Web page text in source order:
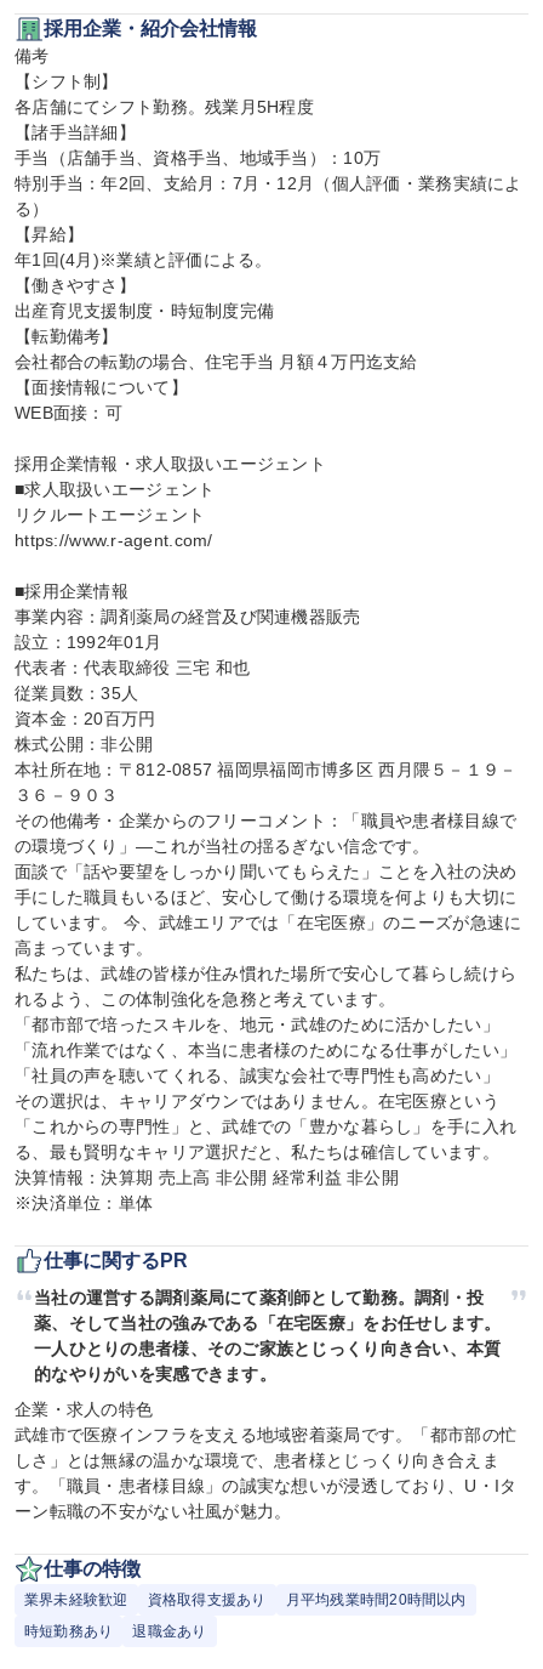
採用企業・紹介会社情報
備考
【シフト制】
各店舗にてシフト勤務。残業月5H程度
【諸手当詳細】
手当（店舗手当、資格手当、地域手当）：10万
特別手当：年2回、支給月：7月・12月（個人評価・業務実績によ
る）
【昇給】
年1回(4月)※業績と評価による。
【働きやすさ】
出産育児支援制度・時短制度完備
【転勤備考】
会社都合の転勤の場合、住宅手当 月額４万円迄支給
【面接情報について】
WEB面接：可
採用企業情報・求人取扱いエージェント
■求人取扱いエージェント
リクルートエージェント
https://www.r-agent.com/
■採用企業情報
事業内容：調剤薬局の経営及び関連機器販売
設立：1992年01月
代表者：代表取締役 三宅 和也
従業員数：35人
資本金：20百万円
株式公開：非公開
本社所在地：〒812-0857 福岡県福岡市博多区 西月隈５－１９－
３６－９０３
その他備考・企業からのフリーコメント：「職員や患者様目線で
の環境づくり」―これが当社の揺るぎない信念です。
面談で「話や要望をしっかり聞いてもらえた」ことを入社の決め
手にした職員もいるほど、安心して働ける環境を何よりも大切に
しています。 今、武雄エリアでは「在宅医療」のニーズが急速に
高まっています。
私たちは、武雄の皆様が住み慣れた場所で安心して暮らし続けら
れるよう、この体制強化を急務と考えています。
「都市部で培ったスキルを、地元・武雄のために活かしたい」
「流れ作業ではなく、本当に患者様のためになる仕事がしたい」
「社員の声を聴いてくれる、誠実な会社で専門性も高めたい」
その選択は、キャリアダウンではありません。在宅医療という
「これからの専門性」と、武雄での「豊かな暮らし」を手に入れ
る、最も賢明なキャリア選択だと、私たちは確信しています。
決算情報：決算期 売上高 非公開 経常利益 非公開
※決済単位：単体
仕事に関するPR
当社の運営する調剤薬局にて薬剤師として勤務。調剤・投
薬、そして当社の強みである「在宅医療」をお任せします。
一人ひとりの患者様、そのご家族とじっくり向き合い、本質
的なやりがいを実感できます。
企業・求人の特色
武雄市で医療インフラを支える地域密着薬局です。「都市部の忙
しさ」とは無縁の温かな環境で、患者様とじっくり向き合えま
す。「職員・患者様目線」の誠実な想いが浸透しており、U・Iタ
ーン転職の不安がない社風が魅力。
仕事の特徴
業界未経験歓迎 資格取得支援あり
月平均残業時間20時間以内
時短勤務あり
退職金あり